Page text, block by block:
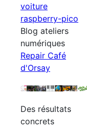
voiture
raspberry-pico
Blog ateliers
numériques
Repair Café
d'Orsay
Des résultats
concrets